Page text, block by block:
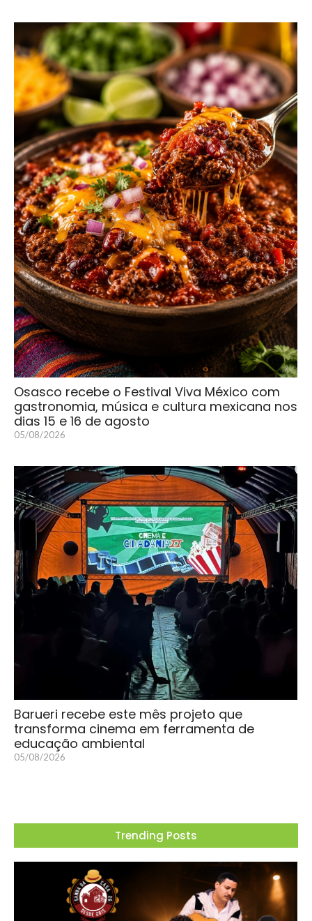
Osasco recebe o Festival Viva México com
gastronomia, música e cultura mexicana nos
dias 15 e 16 de agosto
05/08/2026
Barueri recebe este mês projeto que
transforma cinema em ferramenta de
educação ambiental
05/08/2026
Trending Posts